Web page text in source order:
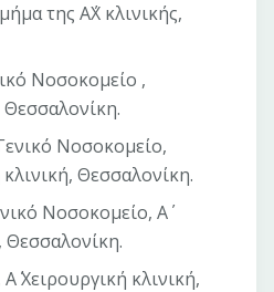
της Α΄Χ κλινικής,
Νοσοκομείο ,
Νοσοκομείο,
Θεσσαλονίκη.
Νοσοκομείο, Α΄
Θεσσαλονίκη.
Χειρουργική κλινική,